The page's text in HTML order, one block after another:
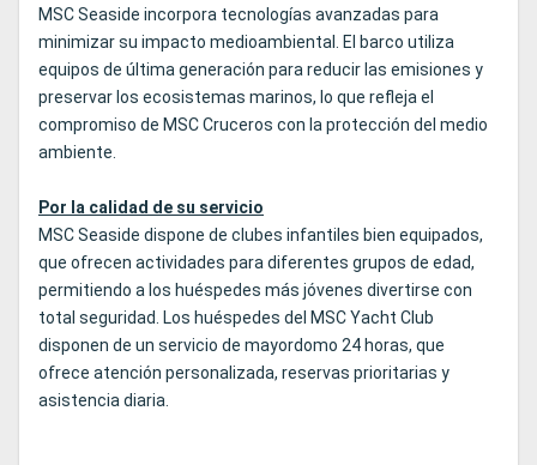
MSC Seaside incorpora tecnologías avanzadas para
minimizar su impacto medioambiental. El barco utiliza
equipos de última generación para reducir las emisiones y
preservar los ecosistemas marinos, lo que refleja el
compromiso de MSC Cruceros con la protección del medio
ambiente.
Por la calidad de su servicio
MSC Seaside dispone de clubes infantiles bien equipados,
que ofrecen actividades para diferentes grupos de edad,
permitiendo a los huéspedes más jóvenes divertirse con
total seguridad. Los huéspedes del MSC Yacht Club
disponen de un servicio de mayordomo 24 horas, que
ofrece atención personalizada, reservas prioritarias y
asistencia diaria.